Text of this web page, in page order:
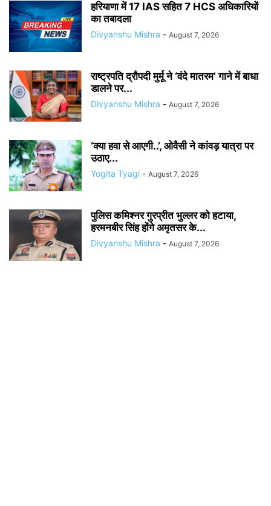
हरियाणा में 17 IAS सहित 7 HCS अधिकारियों
का तबादला
Divyanshu Mishra - August 7, 2026
राष्ट्रपति द्रौपदी मुर्मू ने ‘वंदे मातरम’ गाने में बाधा
डालने पर...
Divyanshu Mishra - August 7, 2026
‘क्या हवा से आएगी..’, ओवैसी ने कांवड़ यात्रा पर
उठाए...
Yogita Tyagi - August 7, 2026
पुलिस कमिश्नर गुरप्रीत भुल्लर को हटाया,
हरमनबीर सिंह होंगे अमृतसर के...
Divyanshu Mishra - August 7, 2026